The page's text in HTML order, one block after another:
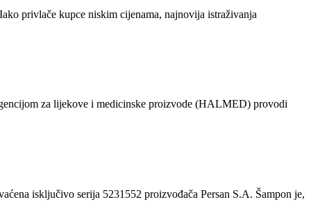
privlače kupce niskim cijenama, najnovija istraživanja
za lijekove i medicinske proizvode (HALMED) provodi
isključivo serija 5231552 proizvođača Persan S.A. Šampon je,